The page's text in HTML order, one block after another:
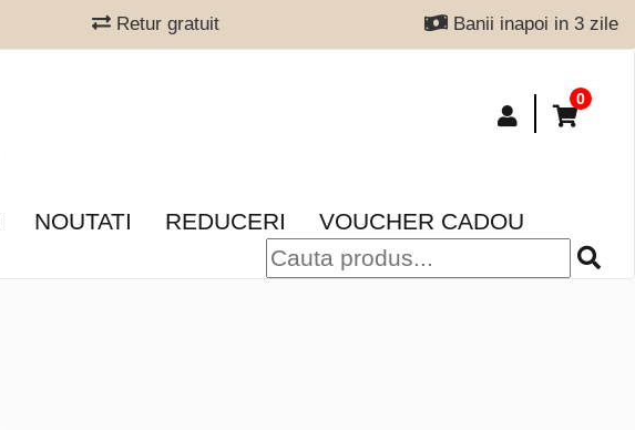
Retur gratuit Banii inapoi in 3 zile
0
NOUTATI REDUCERI VOUCHER CADOU